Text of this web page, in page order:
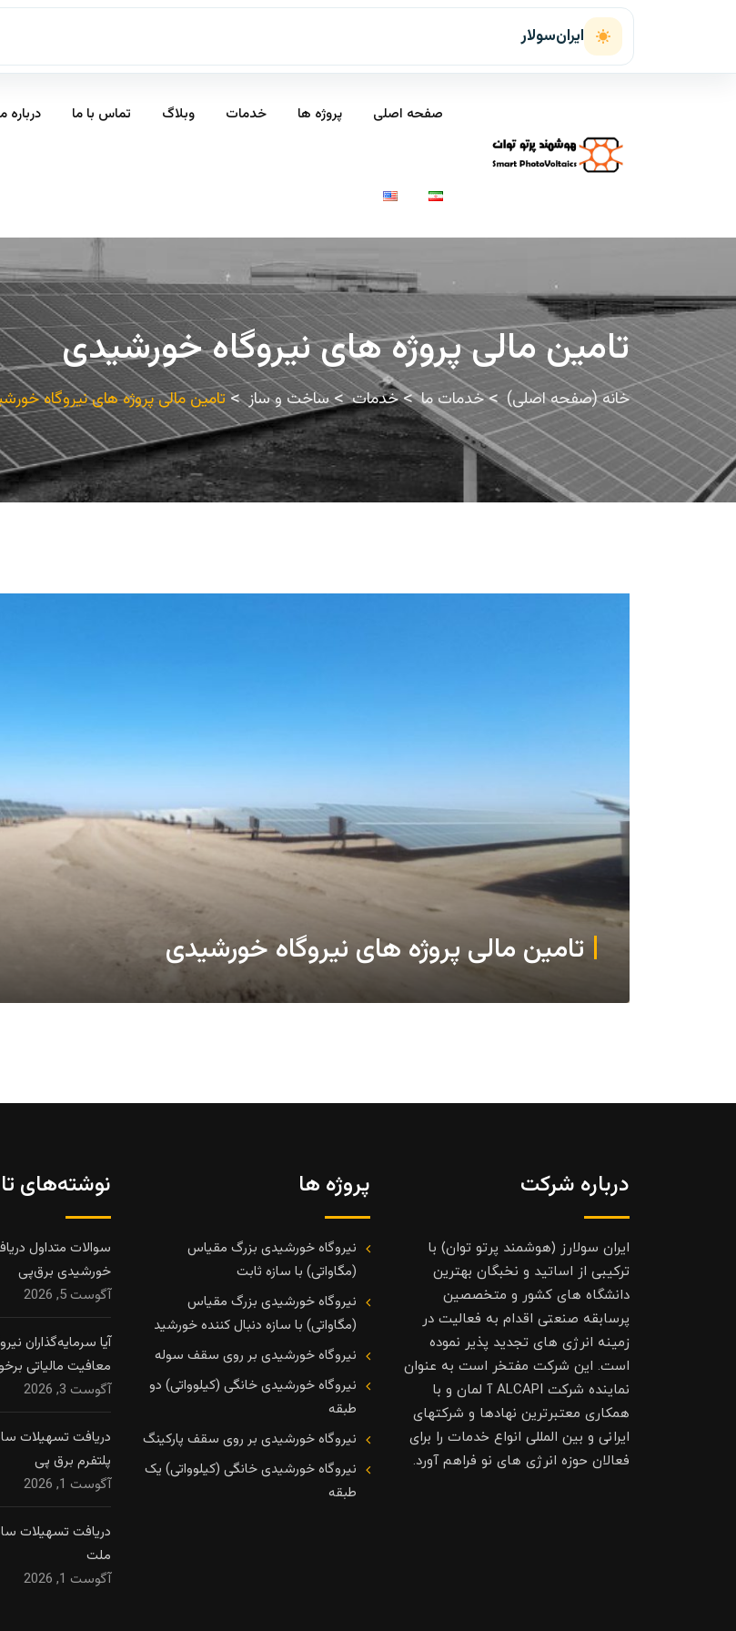
ایران‌سولار
صفحه اصلی پروژه ها خدمات وبلاگ تماس با ما درباره
تامین مالی پروژه های نیروگاه خورشیدی
خانه (صفحه اصلی) خدمات ما خدمات ساخت و ساز تامین مالی پروژه های نیروگاه
تامین مالی پروژه های نیروگاه خورشیدی
درباره شرکت
ایران سولارز (هوشمند پرتو توان) با
ترکیبی از اساتید و نخبگان بهترین
دانشگاه های کشور و متخصصین
پرسابقه صنعتی اقدام به فعالیت در
زمینه انرژی های تجدید پذیر نموده
است. این شرکت مفتخر است به عنوان
نماینده شرکت ALCAPI آ لمان و با
همکاری معتبرترین نهادها و شرکتهای
ایرانی و بین المللی انواع خدمات را برای
فعالان حوزه انرژی های نو فراهم آورد.
پروژه ها
نیروگاه خورشیدی بزرگ مقیاس
(مگاواتی) با سازه ثابت
نیروگاه خورشیدی بزرگ مقیاس
(مگاواتی) با سازه دنبال کننده خورشید
نیروگاه خورشیدی بر روی سقف سوله
نیروگاه خورشیدی خانگی (کیلوواتی) دو
طبقه
نیروگاه خورشیدی بر روی سقف پارکینگ
نیروگاه خورشیدی خانگی (کیلوواتی) یک
طبقه
نوشته‌های
سوالات متداول
خورشیدی برق‌پی
آگوست 5, 2026
آیا سرمایه‌گذاران
معافیت مالیاتی
آگوست 3, 2026
دریافت تسهیلات
پلتفرم برق پی
آگوست 1, 2026
دریافت تسهیلات
ملت
آگوست 1, 2026